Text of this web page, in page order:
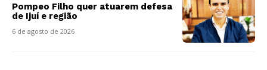
Pompeo Filho quer atuarem defesa
de Ijuí e região
6 de agosto de 2026